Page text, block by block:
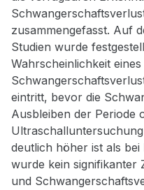
zusammengefasst. Auf
Studien wurde
Wahrscheinlichkeit
eintritt, bevor die
Ausbleiben der Periode
deutlich höher ist als bei
wurde kein signifikanter
und